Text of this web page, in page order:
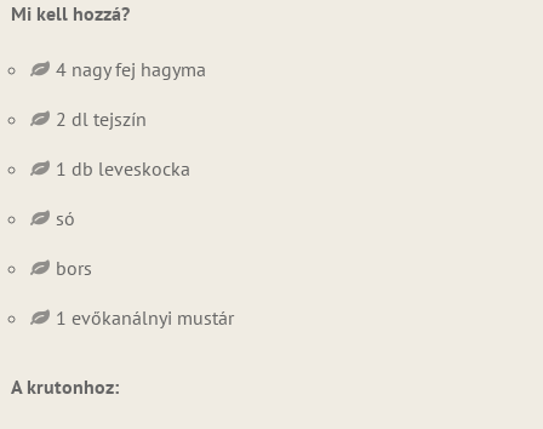
Mi kell hozzá?
4 nagy fej hagyma
2 dl tejszín
1 db leveskocka
só
bors
1 evőkanálnyi mustár
A krutonhoz: